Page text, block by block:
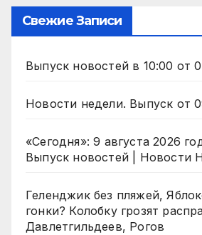
Свежие Записи
Выпуск новостей в 10:00 от
Новости недели. Выпуск от
«Сегодня»: 9 августа 2026
Выпуск новостей | Новости
Геленджик без пляжей,
гонки? Колобку грозят
Давлетгильдеев, Рогов